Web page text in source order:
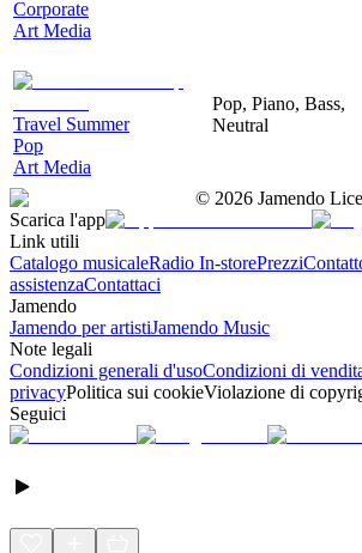
Corporate
Art Media
Travel Summer
Pop
Art Media
Pop, Piano, Bass,
Neutral
© 2026 Jamendo
Scarica l'app
Link utili
Catalogo musicaleRadio In-storePrezzi
assistenzaContattaci
Jamendo
Jamendo per artistiJamendo Music
Note legali
Condizioni generali d'usoCondizioni di
privacyPolitica sui cookieViolazione di
Seguici